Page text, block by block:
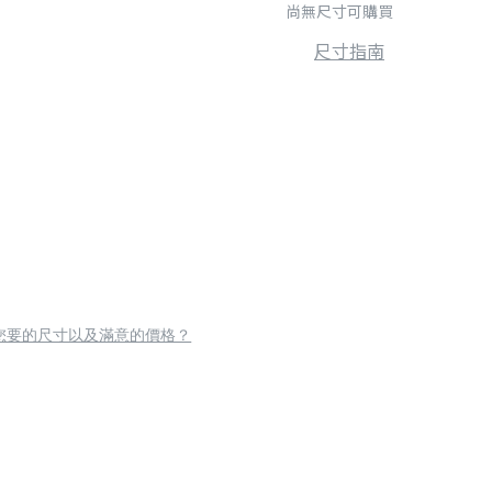
尚無尺寸可購買
尺寸指南
要的尺寸以及滿意的價格？